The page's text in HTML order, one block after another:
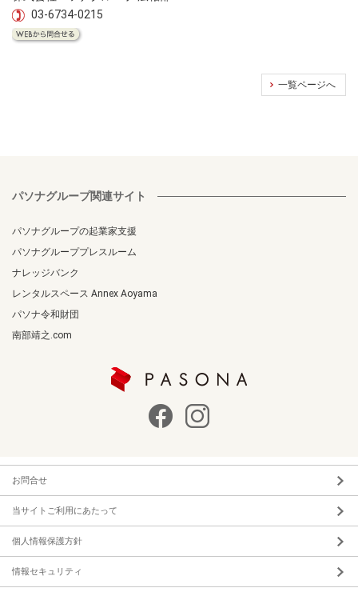
03-6734-0215
一覧ページへ
パソナグループ関連サイト
パソナグループの起業家支援
パソナグループプレスルーム
ナレッジバンク
レンタルスペース Annex Aoyama
パソナ令和財団
南部靖之.com
お問合せ
当サイトご利用にあたって
個人情報保護方針
情報セキュリティ